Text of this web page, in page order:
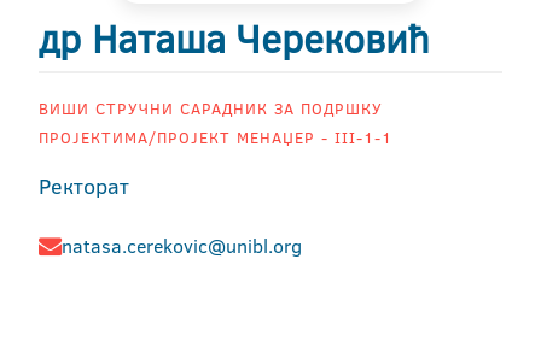
др Наташа Черековић
ВИШИ СТРУЧНИ САРАДНИК ЗА ПОДРШКУ
ПРОЈЕКТИМА/ПРОЈЕКТ МЕНАЏЕР - III-1-1
Ректорат
natasa.cerekovic@unibl.org